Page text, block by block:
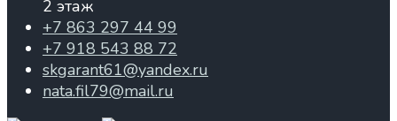
2 этаж
+7 863 297 44 99
+7 918 543 88 72
skgarant61@yandex.ru
nata.fil79@mail.ru